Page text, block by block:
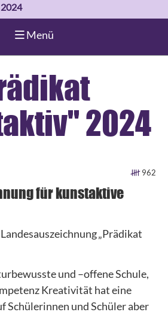
Navigation aufklappen
Menü
2024
962
für kunstaktive
„Prädikat
und –offene Schule,
Kreativität hat eine
Schülerinnen und Schüler aber